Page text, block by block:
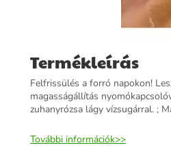
Termékleírás
Felfrissülés a forró napokon!
magasságállítás
zuhanyrózsa lágy vízsugárral. ;
További információk>>